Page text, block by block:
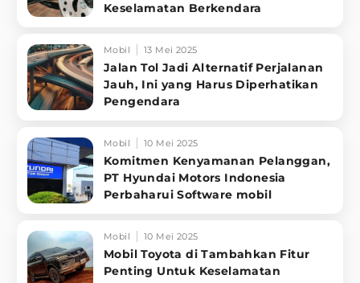
Keselamatan Berkendara
Mobil 13 Mei 2025
Jalan Tol Jadi Alternatif Perjalanan
Jauh, Ini yang Harus Diperhatikan
Pengendara
Mobil 10 Mei 2025
Komitmen Kenyamanan Pelanggan,
PT Hyundai Motors Indonesia
Perbaharui Software mobil
Mobil 10 Mei 2025
Mobil Toyota di Tambahkan Fitur
Penting Untuk Keselamatan